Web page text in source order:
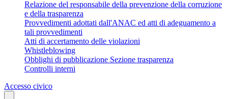
Relazione del responsabile della prevenzione della corruzione
e della trasparenza
Provvedimenti adottati dall'ANAC ed atti di adeguamento a
tali provvedimenti
Atti di accertamento delle violazioni
Whistleblowing
Obblighi di pubblicazione Sezione trasparenza
Controlli interni
Accesso civico